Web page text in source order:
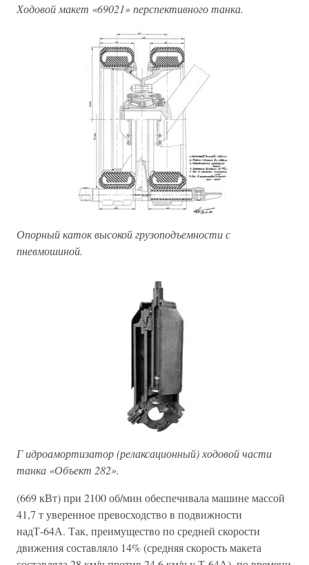
Ходовой макет «69021» перспективного танка.
Опорный каток высокой грузоподъемности с
пневмошиной.
Г идроамортизатор (релаксационный) ходовой части
танка «Объект 282».
(669 кВт) при 2100 об/мин обеспечивала машине массой
41,7 т уверенное превосходство в подвижности
надТ-64А. Так, преимущество по средней скорости
движения составляло 14% (средняя скорость макета